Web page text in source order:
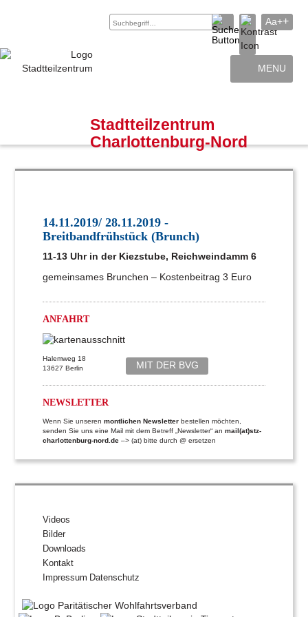
Aa++
Kontakt
Stadtteilzentrum
Charlottenburg-Nord
MENU
14.11.2019/ 28.11.2019 -
Breitbandfrühstück (Brunch)
11-13 Uhr in der Kiezstube, Reichweindamm 6
gemeinsames Brunchen – Kostenbeitrag 3 Euro
ANFAHRT
Halemweg 18
13627 Berlin
MIT DER BVG
NEWSLETTER
Wenn Sie unserenmontlichen Newsletter bestellen möchten,
senden Sie uns eine Mail mit dem Betreff „Newsletter“ anmail(at)stz-
charlottenburg-nord.de –> (at) bitte durch @ ersetzen
Videos
Bilder
Downloads
Kontakt
Impressum Datenschutz